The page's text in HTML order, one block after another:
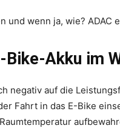
und wenn ja, wie? ADAC
Bike-Akku im
negativ auf die
Fahrt in das E-Bike